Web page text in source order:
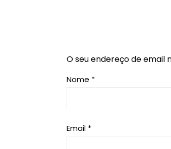
O seu endereço de email
Nome *
Email *